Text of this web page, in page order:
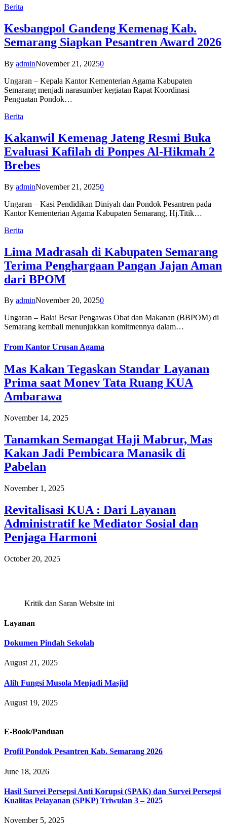
Berita
Kesbangpol Gandeng Kemenag Kab.
Semarang Siapkan Pesantren Award 2026
By adminNovember 21, 20250
Ungaran – Kepala Kantor Kementerian Agama Kabupaten
Semarang menjadi narasumber kegiatan Rapat Koordinasi
Penguatan Pondok…
Berita
Kakanwil Kemenag Jateng Resmi Buka
Evaluasi Kafilah di Ponpes Al-Hikmah 2
Brebes
By adminNovember 21, 20250
Ungaran – Kasi Pendidikan Diniyah dan Pondok Pesantren pada
Kantor Kementerian Agama Kabupaten Semarang, Hj.Titik…
Berita
Lima Madrasah di Kabupaten Semarang
Terima Penghargaan Pangan Jajan Aman
dari BPOM
By adminNovember 20, 20250
Ungaran – Balai Besar Pengawas Obat dan Makanan (BBPOM) di
Semarang kembali menunjukkan komitmennya dalam…
From Kantor Urusan Agama
Mas Kakan Tegaskan Standar Layanan
Prima saat Monev Tata Ruang KUA
Ambarawa
November 14, 2025
Tanamkan Semangat Haji Mabrur, Mas
Kakan Jadi Pembicara Manasik di
Pabelan
November 1, 2025
Revitalisasi KUA : Dari Layanan
Administratif ke Mediator Sosial dan
Penjaga Harmoni
October 20, 2025
Kritik dan Saran Website ini
Layanan
Dokumen Pindah Sekolah
August 21, 2025
Alih Fungsi Musola Menjadi Masjid
August 19, 2025
E-Book/Panduan
Profil Pondok Pesantren Kab. Semarang 2026
June 18, 2026
Hasil Survei Persepsi Anti Korupsi (SPAK) dan Survei Persepsi
Kualitas Pelayanan (SPKP) Triwulan 3 – 2025
November 5, 2025